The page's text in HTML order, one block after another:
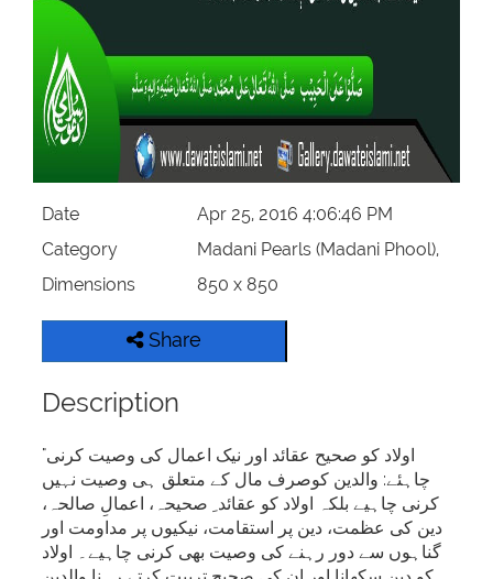
Date
Apr 25, 2016 4:06:46 PM
Category
Madani Pearls (Madani Phool),
Dimensions
850 x 850
Share
Description
"اولاد کو صحیح عقائد اور نیک اعمال کی وصیت کرنی
چاہئے: والدین کوصرف مال کے متعلق ہی وصیت نہیں
کرنی چاہیے بلکہ اولاد کو عقائد ِ صحیحہ، اعمالِ صالحہ،
دین کی عظمت، دین پر استقامت، نیکیوں پر مداومت اور
گناہوں سے دور رہنے کی وصیت بھی کرنی چاہیے۔ اولاد